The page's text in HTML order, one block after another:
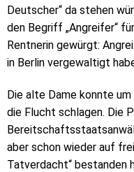
Deutscher“ da stehen
den Begriff „Angreifer“
Rentnerin gewürgt:
in Berlin vergewaltigt
Die alte Dame konnte
die Flucht schlagen. Die
aber schon wieder auf
Tatverdacht“ bestanden